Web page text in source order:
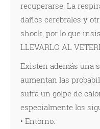
recuperarse. La
daños cerebrales y
shock, por lo que
LLEVARLO AL
Existen además una
aumentan las
sufra un golpe de
especialmente los
• Entorno: